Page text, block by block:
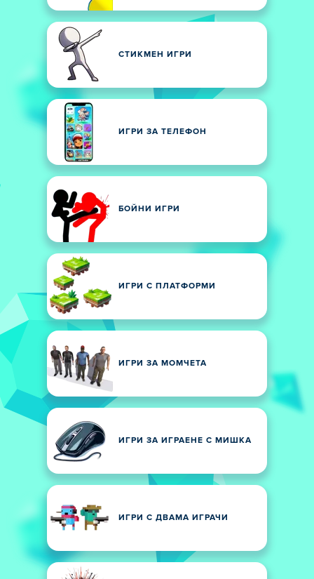
СТИКМЕН ИГРИ
ИГРИ ЗА ТЕЛЕФОН
БОЙНИ ИГРИ
ИГРИ С ПЛАТФОРМИ
ИГРИ ЗА МОМЧЕТА
ИГРИ ЗА ИГРАЕНЕ С МИШКА
ИГРИ С ДВАМА ИГРАЧИ